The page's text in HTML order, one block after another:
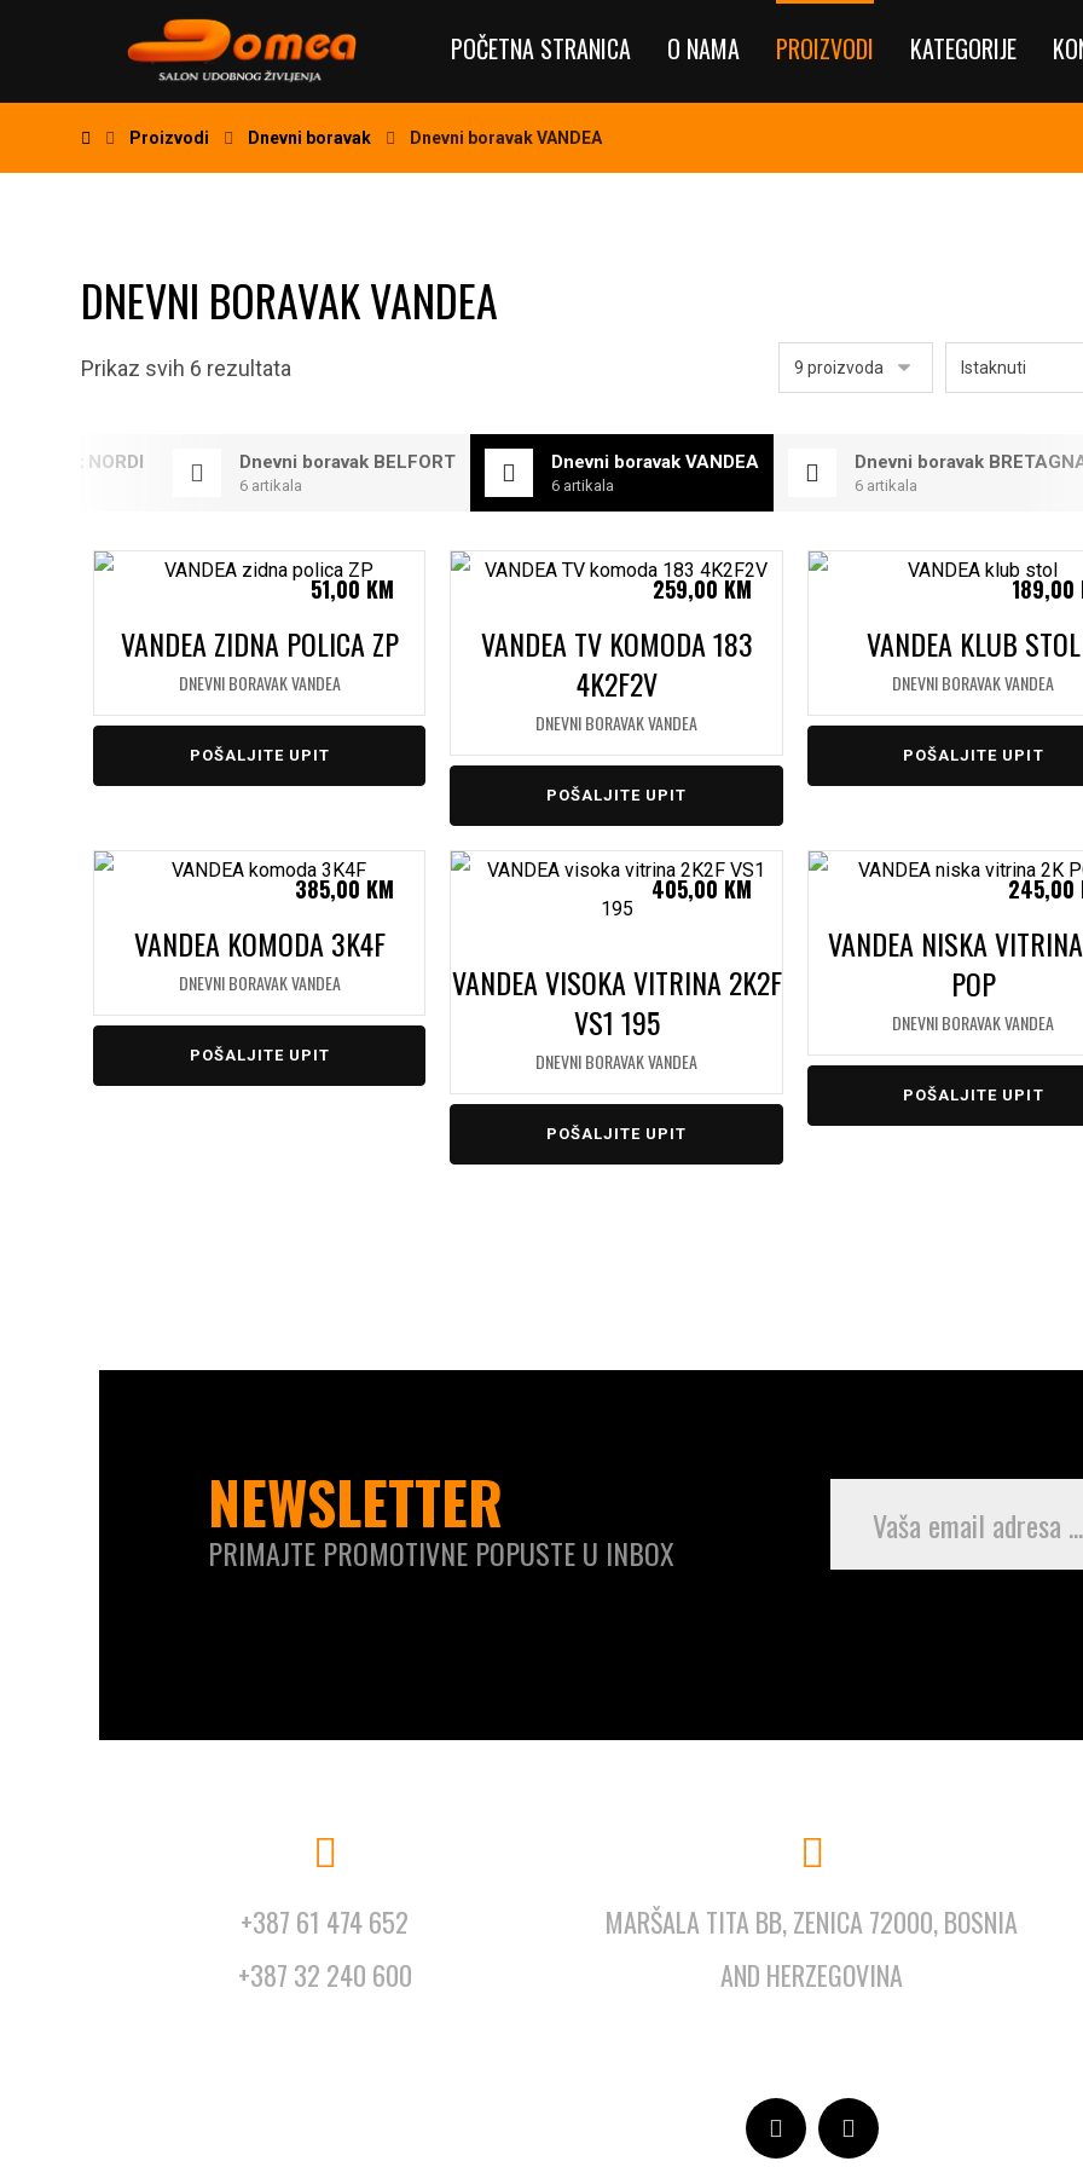
POČETNA STRANICA O NAMA PROIZVODI KATEGORIJE
Proizvodi Dnevni boravak Dnevni boravak VANDEA
DNEVNI BORAVAK VANDEA
Prikaz svih 6 rezultata
boravak NORDI Dnevni boravak BELFORT
6 artikala
Dnevni boravak VANDEA
6 artikala
Dnevni boravak
6 artikala
VANDEA ZIDNA POLICA ZP
DNEVNI BORAVAK VANDEA
51,00 KM
POŠALJITE UPIT
VANDEA TV KOMODA 183
4K2F2V
DNEVNI BORAVAK VANDEA
259,00 KM
POŠALJITE UPIT
VANDEA KLUB STOL
DNEVNI BORAVAK VANDEA
189,00
POŠALJITE UPIT
VANDEA KOMODA 3K4F
DNEVNI BORAVAK VANDEA
385,00 KM
POŠALJITE UPIT
VANDEA VISOKA VITRINA 2K2F
VS1 195
DNEVNI BORAVAK VANDEA
405,00 KM
POŠALJITE UPIT
VANDEA NISKA
POP
DNEVNI BORAVAK VANDEA
245,00
POŠALJITE UPIT
NEWSLETTER
PRIMAJTE PROMOTIVNE POPUSTE U INBOX
+387 61 474 652
+387 32 240 600
MARŠALA TITA BB, ZENICA 72000, BOSNIA
AND HERZEGOVINA